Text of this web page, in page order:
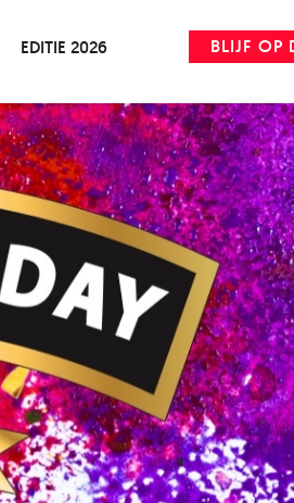
BLIJF OP
EDITIE 2026